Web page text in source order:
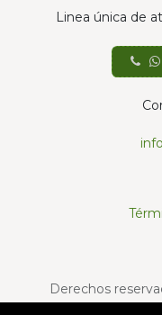
Linea única de
Derechos